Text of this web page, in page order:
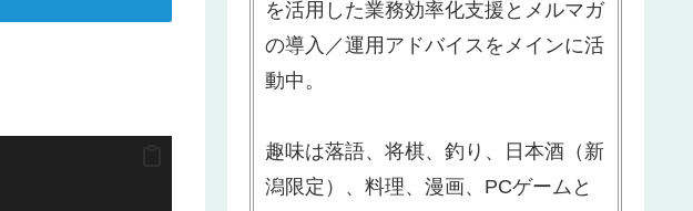
を活用した業務効率化支援とメルマガ
の導入／運用アドバイスをメインに活
動中。
趣味は落語、将棋、釣り、日本酒（新
潟限定）、料理、漫画、PCゲームと